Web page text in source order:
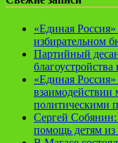
«Единая
избирательном
Партийный
«Единая
политическими
Сергей Собянин:
помощь детям из